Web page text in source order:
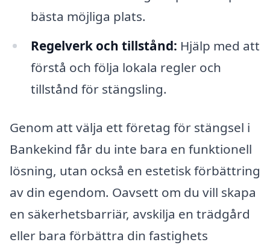
bästa möjliga plats.
Regelverk och tillstånd: Hjälp med att
förstå och följa lokala regler och
tillstånd för stängsling.
Genom att välja ett företag för stängsel i
Bankekind får du inte bara en funktionell
lösning, utan också en estetisk förbättring
av din egendom. Oavsett om du vill skapa
en säkerhetsbarriär, avskilja en trädgård
eller bara förbättra din fastighets